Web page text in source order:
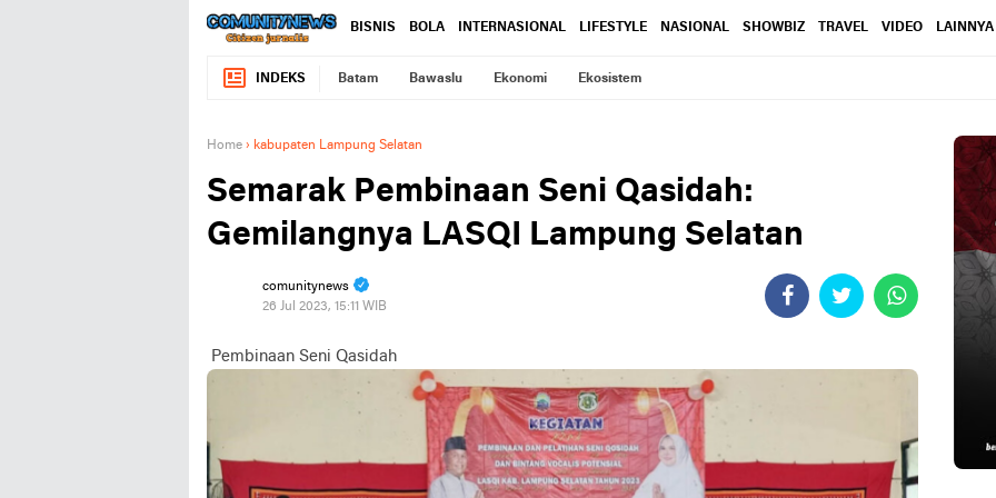
BISNIS BOLA INTERNASIONAL LIFESTYLE NASIONAL SHOWBIZ TRAVEL VIDEO LAINNYA
INDEKS Batam Bawaslu Ekonomi Ekosistem
Home › kabupaten Lampung Selatan
Semarak Pembinaan Seni Qasidah:
Gemilangnya LASQI Lampung Selatan
comunitynews
26 Jul 2023, 15:11 WIB
Pembinaan Seni Qasidah